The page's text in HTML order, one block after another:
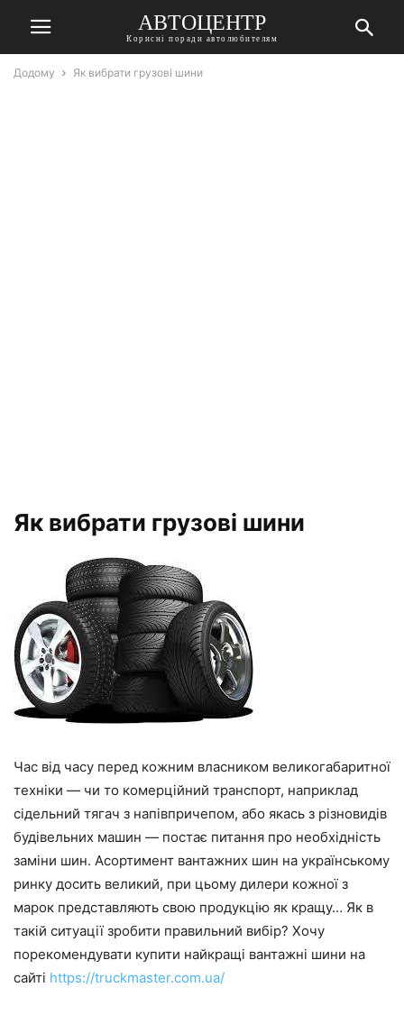
АВТОЦЕНТР
Корисні поради автолюбителям
Додому Як вибрати грузові шини
Як вибрати грузові шини
Час від часу перед кожним власником великогабаритної
техніки — чи то комерційний транспорт, наприклад
сідельний тягач з напівпричепом, або якась з різновидів
будівельних машин — постає питання про необхідність
заміни шин. Асортимент вантажних шин на українському
ринку досить великий, при цьому дилери кожної з
марок представляють свою продукцію як кращу… Як в
такій ситуації зробити правильний вибір? Хочу
порекомендувати купити найкращі вантажні шини на
сайті https://truckmaster.com.ua/